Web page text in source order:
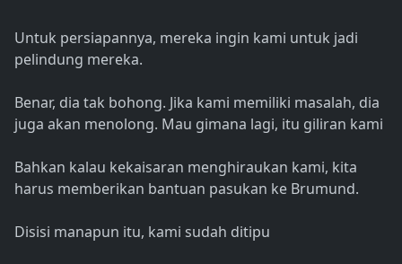
Untuk persiapannya, mereka ingin kami untuk jadi
pelindung mereka.
Benar, dia tak bohong. Jika kami memiliki masalah, dia
juga akan menolong. Mau gimana lagi, itu giliran kami
Bahkan kalau kekaisaran menghiraukan kami, kita
harus memberikan bantuan pasukan ke Brumund.
Disisi manapun itu, kami sudah ditipu